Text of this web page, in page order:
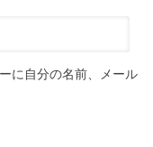
に自分の名前、メール